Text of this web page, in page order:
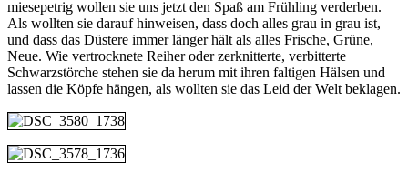
miesepetrig wollen sie uns jetzt den Spaß am Frühling verderben.
Als wollten sie darauf hinweisen, dass doch alles grau in grau ist,
und dass das Düstere immer länger hält als alles Frische, Grüne,
Neue. Wie vertrocknete Reiher oder zerknitterte, verbitterte
Schwarzstörche stehen sie da herum mit ihren faltigen Hälsen und
lassen die Köpfe hängen, als wollten sie das Leid der Welt beklagen.